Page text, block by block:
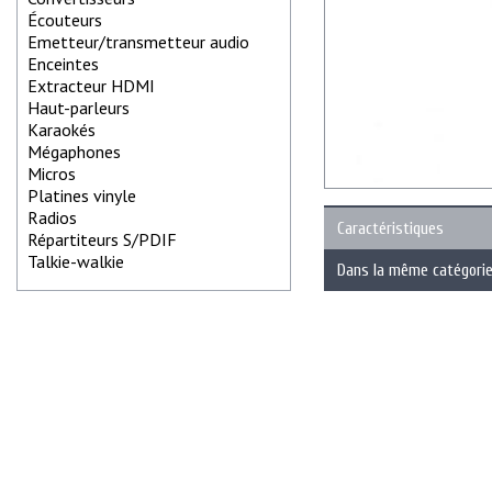
Écouteurs
Emetteur/transmetteur audio
Enceintes
Extracteur HDMI
Haut-parleurs
Karaokés
Mégaphones
Micros
Platines vinyle
Radios
Répartiteurs S/PDIF
Talkie-walkie
Caractéristiques
Dans la même catégorie